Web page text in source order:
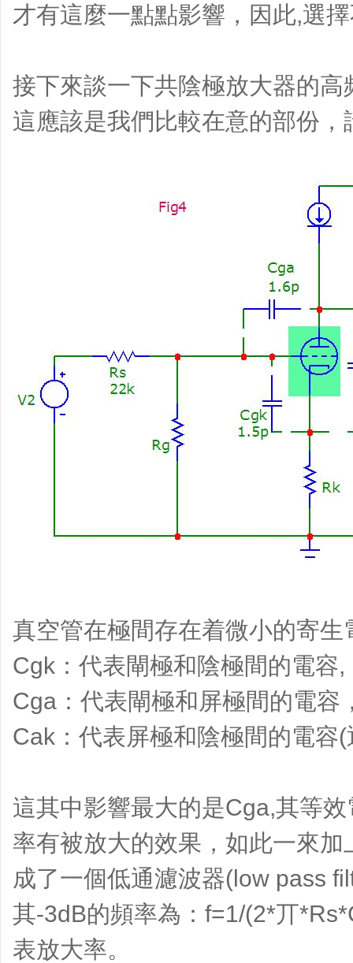
才有這麼一點點影響，因此,選
接下來談一下共陰極放大器的高
這應該是我們比較在意的部份，
真空管在極間存在着微小的寄生
Cgk：代表閘極和陰極間的電容,
Cga：代表閘極和屏極間的電容
Cak：代表屏極和陰極間的電容
這其中影響最大的是Cga,其等
率有被放大的效果，如此一來
成了一個低通濾波器(low pass
其-3dB的頻率為：f=1/(2*丌
表放大率。